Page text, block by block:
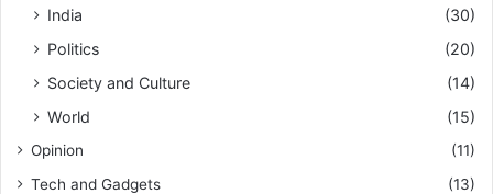
India
(30)
Politics
(20)
Society and Culture
(14)
World
(15)
Opinion
(11)
Tech and Gadgets
(13)